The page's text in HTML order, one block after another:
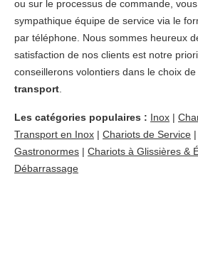
ou sur le processus de commande,
sympathique équipe de service via le
par téléphone. Nous sommes heureux
satisfaction de nos clients est notre
conseillerons volontiers dans le choix de
transport
Les catégories populaires : Inox |
Transport en Inox | Chariots de Service |
Gastronormes | Chariots à Glissières &
Débarrassage